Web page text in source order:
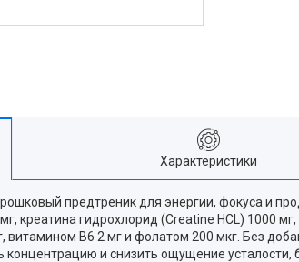
Характеристики
предтреник для энергии, фокуса и
креатина гидрохлорид (Creatine HCL) 1000
B6 2 мг и фолатом 200 мкг. Без
и снизить ощущение